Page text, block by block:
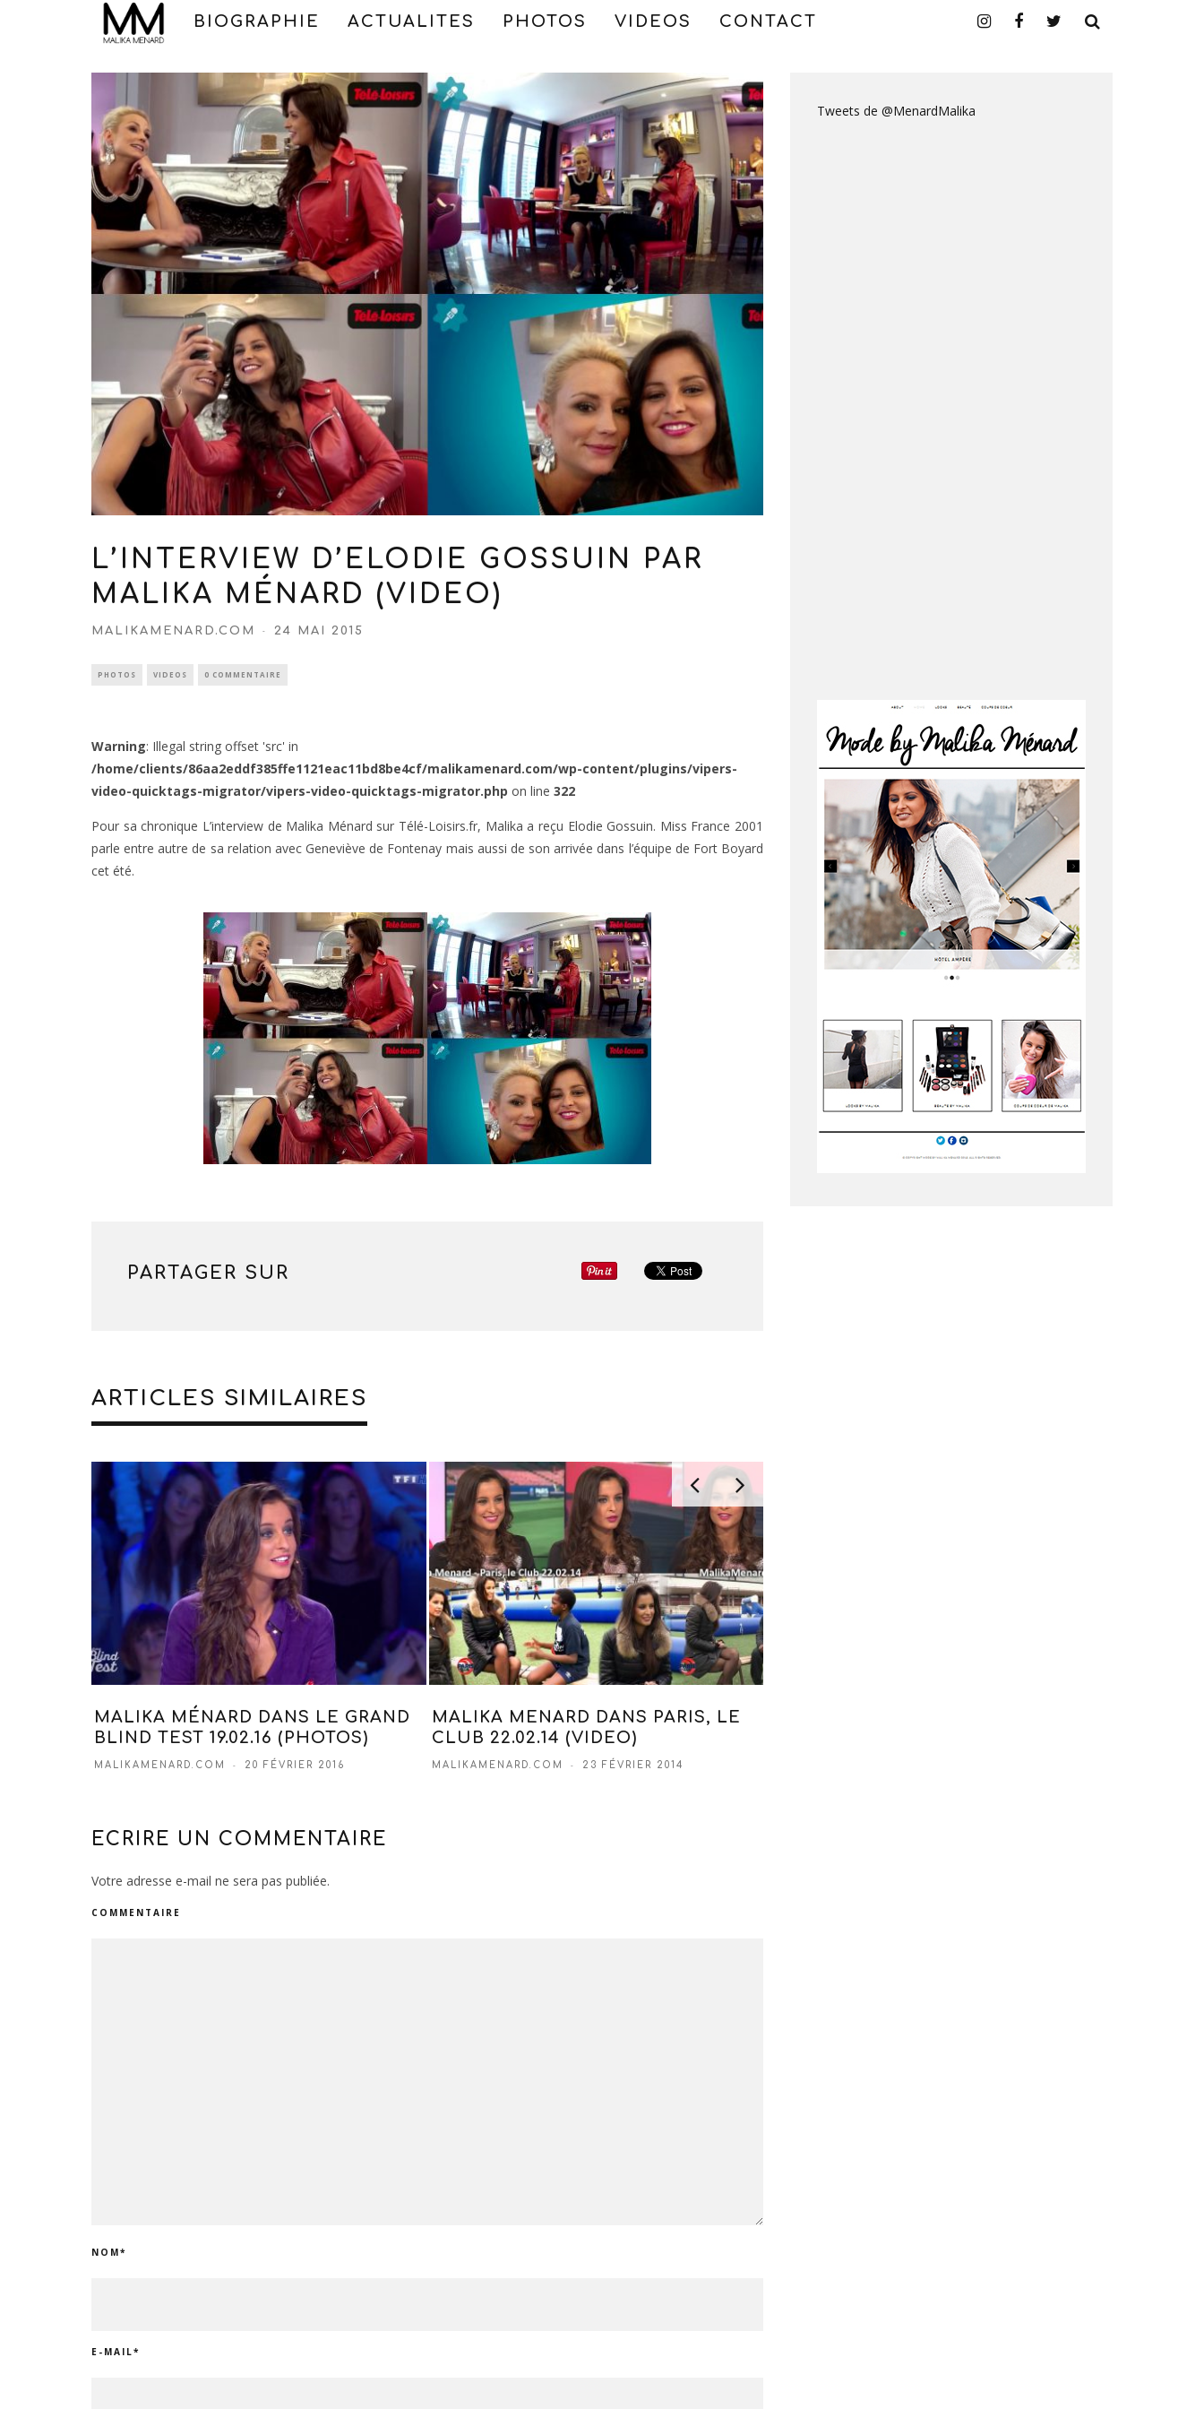
BIOGRAPHIE ACTUALITES PHOTOS VIDEOS CONTACT
L’INTERVIEW D’ELODIE GOSSUIN PAR
MALIKA MÉNARD (VIDEO)
MALIKAMENARD.COM 24 MAI 2015
PHOTOS VIDEOS 0 COMMENTAIRE
Warning: Illegal string offset 'src' in
/home/clients/86aa2eddf385ffe1121eac11bd8be4cf/malikamenard.com/wp-content/plugins/vipers-
video-quicktags-migrator/vipers-video-quicktags-migrator.php on line 322
Pour sa chronique L’interview de Malika Ménard sur Télé-Loisirs.fr, Malika a reçu Elodie Gossuin. Miss France 2001
parle entre autre de sa relation avec Geneviève de Fontenay mais aussi de son arrivée dans l’équipe de Fort Boyard
cet été.
PARTAGER SUR
ARTICLES SIMILAIRES
MALIKA MÉNARD DANS LE GRAND
BLIND TEST 19.02.16 (PHOTOS)
MALIKAMENARD.COM 20 FÉVRIER 2016
MALIKA MENARD DANS PARIS, LE
CLUB 22.02.14 (VIDEO)
MALIKAMENARD.COM 23 FÉVRIER 2014
ECRIRE UN COMMENTAIRE
Votre adresse e-mail ne sera pas publiée.
COMMENTAIRE
NOM*
E-MAIL*
Tweets de @MenardMalika